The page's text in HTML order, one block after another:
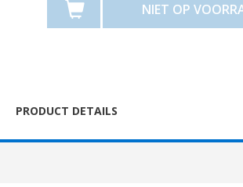
NIET OP
PRODUCT DETAILS